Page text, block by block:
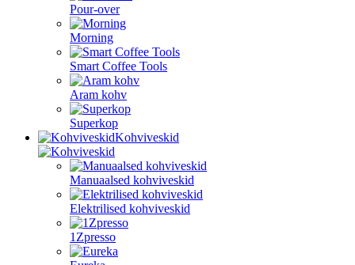
Pour-over
Morning
Smart Coffee Tools
Aram kohv
Superkop
Kohviveskid
Manuaalsed kohviveskid
Elektrilised kohviveskid
1Zpresso